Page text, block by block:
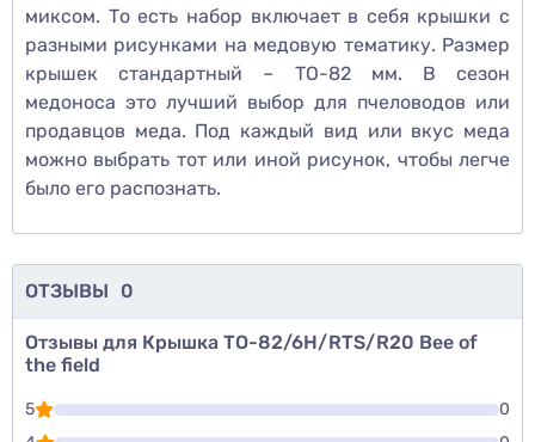
миксом. То есть набор включает в себя крышки с
разными рисунками на медовую тематику. Размер
крышек стандартный – ТО-82 мм. В сезон
медоноса это лучший выбор для пчеловодов или
продавцов меда. Под каждый вид или вкус меда
можно выбрать тот или иной рисунок, чтобы легче
было его распознать.
ОТЗЫВЫ 0
Отзывы для Крышка ТО-82/6H/RTS/R20 Bee of
the field
5
0